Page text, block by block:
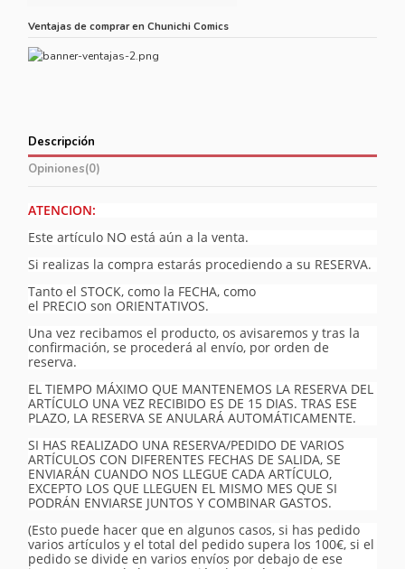
Ventajas de comprar en Chunichi Comics
Descripción
Opiniones(0)
ATENCION:
Este artículo NO está aún a la venta.
Si realizas la compra estarás procediendo a su RESERVA.
Tanto el STOCK, como la FECHA, como
el PRECIO son ORIENTATIVOS.
Una vez recibamos el producto, os avisaremos y tras la
confirmación, se procederá al envío, por orden de
reserva.
EL TIEMPO MÁXIMO QUE MANTENEMOS LA RESERVA DEL
ARTÍCULO UNA VEZ RECIBIDO ES DE 15 DIAS. TRAS ESE
PLAZO, LA RESERVA SE ANULARÁ AUTOMÁTICAMENTE.
SI HAS REALIZADO UNA RESERVA/PEDIDO DE VARIOS
ARTÍCULOS CON DIFERENTES FECHAS DE SALIDA, SE
ENVIARÁN CUANDO NOS LLEGUE CADA ARTÍCULO,
EXCEPTO LOS QUE LLEGUEN EL MISMO MES QUE SI
PODRÁN ENVIARSE JUNTOS Y COMBINAR GASTOS.
(Esto puede hacer que en algunos casos, si has pedido
varios artículos y el total del pedido supera los 100€, si el
pedido se divide en varios envíos por debajo de ese